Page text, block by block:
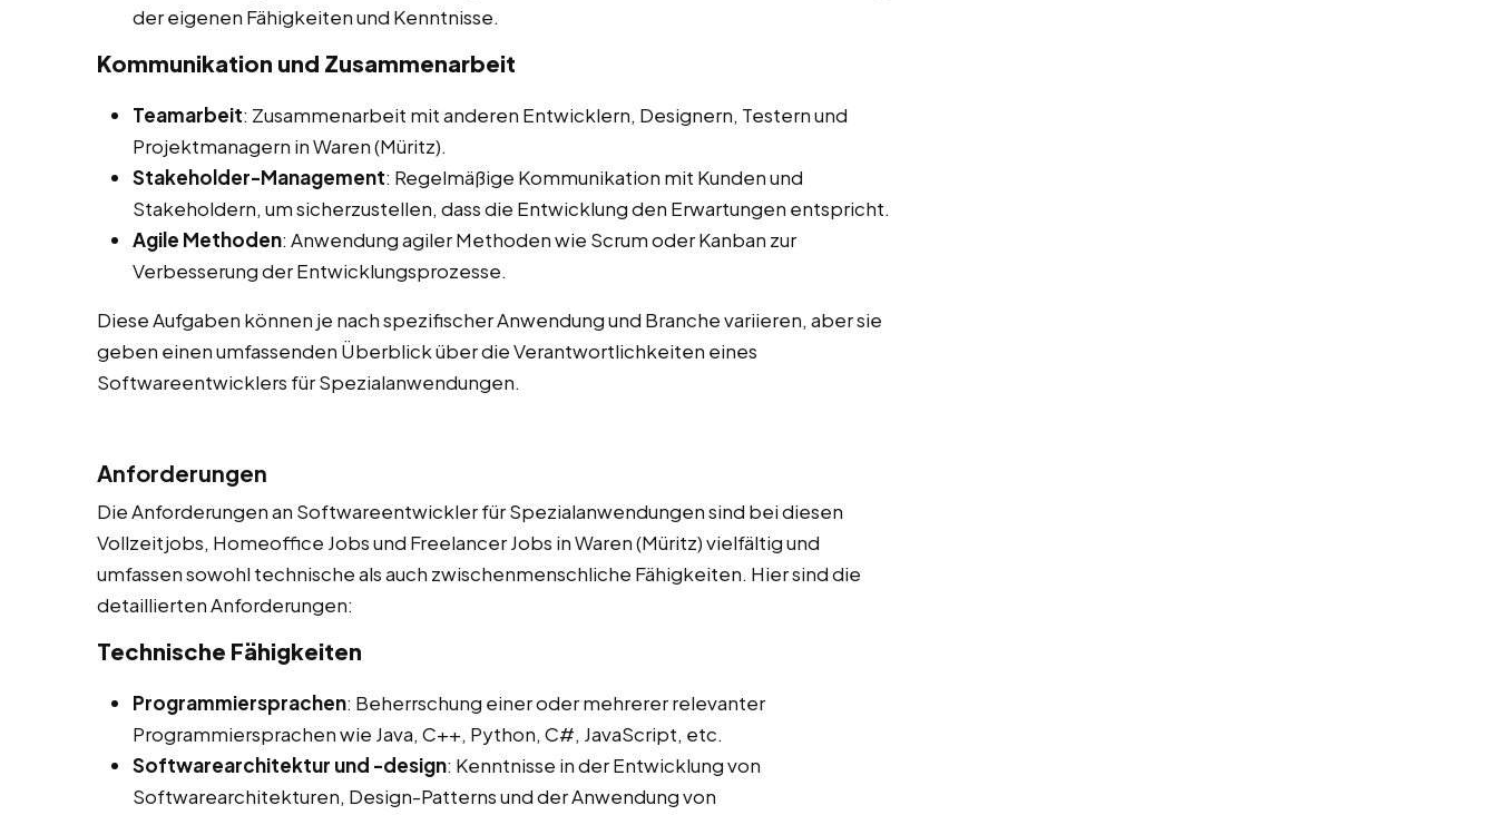
der eigenen Fähigkeiten und Kenntnisse.
Kommunikation und Zusammenarbeit
Teamarbeit: Zusammenarbeit mit anderen Entwicklern, Designern, Testern und
Projektmanagern in Waren (Müritz).
Stakeholder-Management: Regelmäßige Kommunikation mit Kunden und
Stakeholdern, um sicherzustellen, dass die Entwicklung den Erwartungen entspricht.
Agile Methoden: Anwendung agiler Methoden wie Scrum oder Kanban zur
Verbesserung der Entwicklungsprozesse.
Diese Aufgaben können je nach spezifischer Anwendung und Branche variieren, aber sie
geben einen umfassenden Überblick über die Verantwortlichkeiten eines
Softwareentwicklers für Spezialanwendungen.
Anforderungen
Die Anforderungen an Softwareentwickler für Spezialanwendungen sind bei diesen
Vollzeitjobs, Homeoffice Jobs und Freelancer Jobs in Waren (Müritz) vielfältig und
umfassen sowohl technische als auch zwischenmenschliche Fähigkeiten. Hier sind die
detaillierten Anforderungen:
Technische Fähigkeiten
Programmiersprachen: Beherrschung einer oder mehrerer relevanter
Programmiersprachen wie Java, C++, Python, C#, JavaScript, etc.
Softwarearchitektur und -design: Kenntnisse in der Entwicklung von
Softwarearchitekturen, Design-Patterns und der Anwendung von